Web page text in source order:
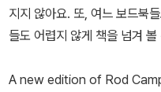
지지 않아요. 또, 여느 보드북
들도 어렵지 않게 책을 넘겨 볼
A new edition of Rod